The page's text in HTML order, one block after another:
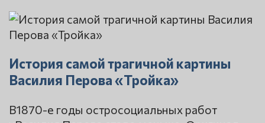
История самой трагичной картины
Василия Перова «Тройка»
В1870-е годы остросоциальных работ